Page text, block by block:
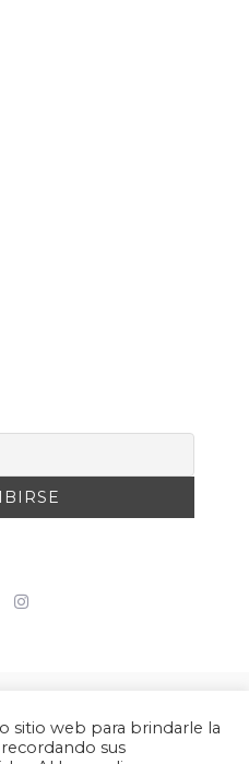
Todos los derechos
sitio web para brindarle la
sus